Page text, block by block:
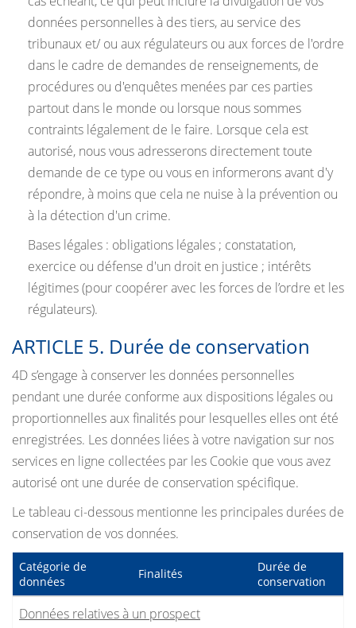
données personnelles à des tiers, au service des
tribunaux et/ ou aux régulateurs ou aux forces de l'ordre
dans le cadre de demandes de renseignements, de
procédures ou d'enquêtes menées par ces parties
partout dans le monde ou lorsque nous sommes
contraints légalement de le faire. Lorsque cela est
autorisé, nous vous adresserons directement toute
demande de ce type ou vous en informerons avant d'y
répondre, à moins que cela ne nuise à la prévention ou
à la détection d'un crime.
Bases légales : obligations légales ; constatation,
exercice ou défense d'un droit en justice ; intérêts
légitimes (pour coopérer avec les forces de l’ordre et les
régulateurs).
ARTICLE 5. Durée de conservation
4D s’engage à conserver les données personnelles
pendant une durée conforme aux dispositions légales ou
proportionnelles aux finalités pour lesquelles elles ont été
enregistrées. Les données liées à votre navigation sur nos
services en ligne collectées par les Cookie que vous avez
autorisé ont une durée de conservation spécifique.
Le tableau ci-dessous mentionne les principales durées de
conservation de vos données.
Catégorie de
données
Finalités
Durée de
conservation
Données relatives à un prospect